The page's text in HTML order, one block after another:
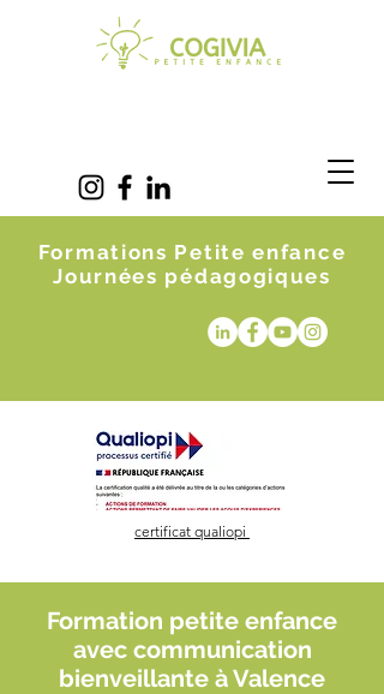
Formations Petite enfance
Journées pédagogiques
certificat qualiopi
Formation petite enfance
avec communication
bienveillante à Valence